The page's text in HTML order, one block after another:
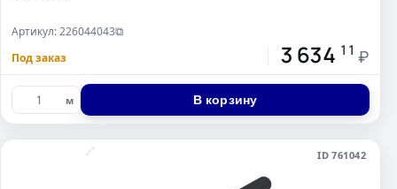
Артикул: 226044043⧉
Под заказ 3 634 11 ₽
м В корзину
ID 761042